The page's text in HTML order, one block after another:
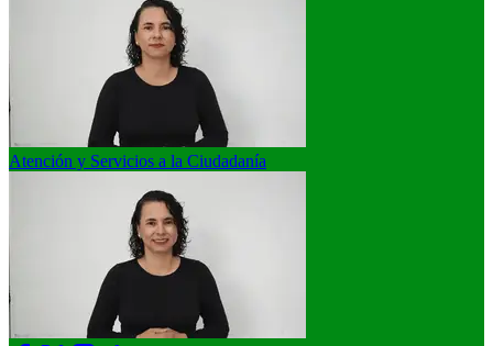
Atención y Servicios a la Ciudadanía